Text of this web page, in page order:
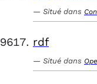
Situé dans
rdf
Situé dans